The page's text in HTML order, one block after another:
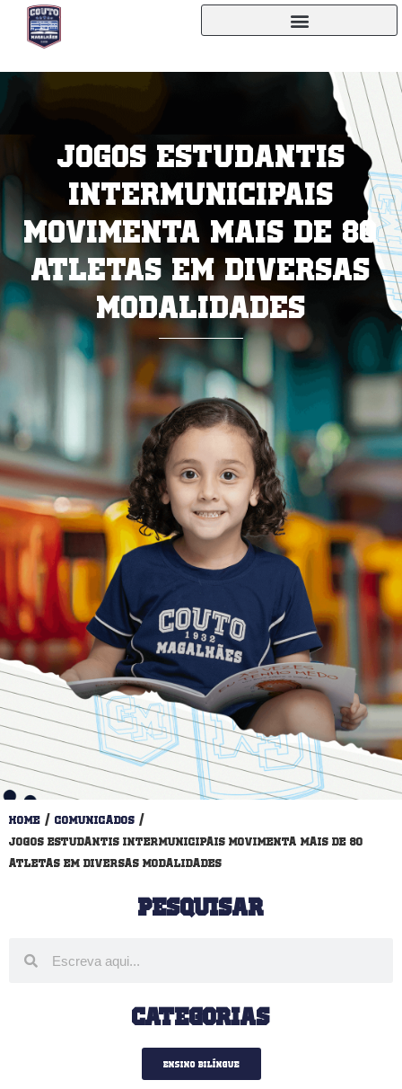
Jogos Estudantis
Intermunicipais
movimenta mais de 80
atletas em diversas
modalidades
Home / Comunicados /
Jogos Estudantis Intermunicipais movimenta mais de 80
atletas em diversas modalidades
Pesquisar
Categorias
Ensino Bilíngue